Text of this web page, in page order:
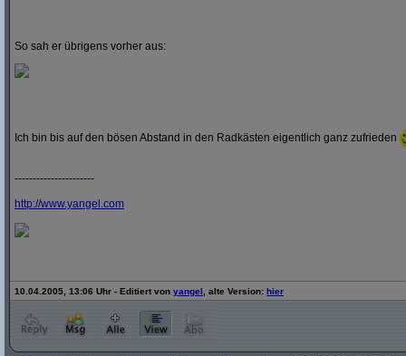
So sah er übrigens vorher aus:
Ich bin bis auf den bösen Abstand in den Radkästen eigentlich ganz zufrieden
----------------------
http://www.yangel.com
10.04.2005, 13:06 Uhr - Editiert von yangel , alte Version: hier